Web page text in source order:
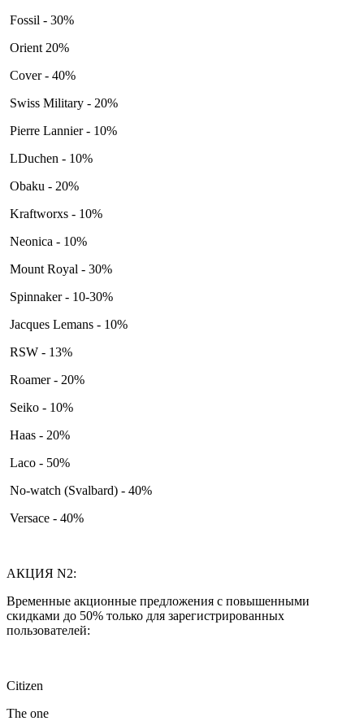
Fossil - 30%
Orient 20%
Cover - 40%
Swiss Military - 20%
Pierre Lannier - 10%
LDuchen - 10%
Obaku - 20%
Kraftworxs - 10%
Neonica - 10%
Mount Royal - 30%
Spinnaker - 10-30%
Jacques Lemans - 10%
RSW - 13%
Roamer - 20%
Seiko - 10%
Haas - 20%
Laco - 50%
No-watch (Svalbard) - 40%
Versace - 40%
АКЦИЯ N2:
Временные акционные предложения с повышенными
скидками до 50% только для зарегистрированных
пользователей:
Citizen
The one